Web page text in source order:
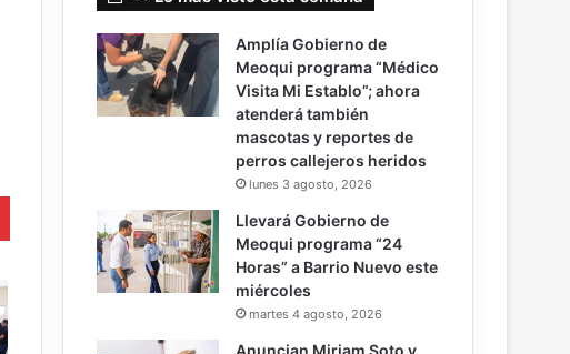
Pinterest
Amplía Gobierno de
Meoqui programa “Médico
Visita Mi Establo”; ahora
atenderá también
mascotas y reportes de
perros callejeros heridos
lunes 3 agosto, 2026
Llevará Gobierno de
Meoqui programa “24
Horas” a Barrio Nuevo este
miércoles
martes 4 agosto, 2026
Anuncian Miriam Soto y